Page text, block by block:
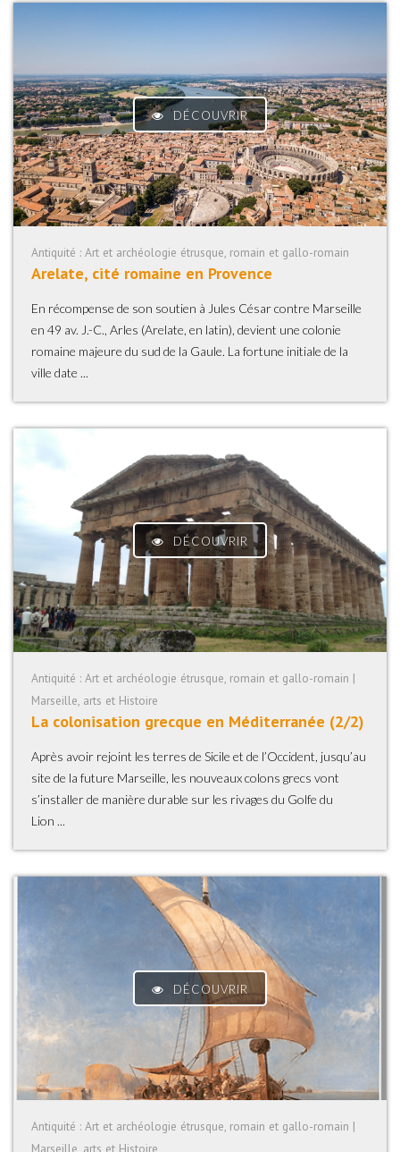
DÉCOUVRIR
Antiquité : Art et archéologie étrusque, romain et gallo-romain
Arelate, cité romaine en Provence
En récompense de son soutien à Jules César contre Marseille
en 49 av. J.-C., Arles (Arelate, en latin), devient une colonie
romaine majeure du sud de la Gaule. La fortune initiale de la
ville date ...
DÉCOUVRIR
Antiquité : Art et archéologie étrusque, romain et gallo-romain |
Marseille, arts et Histoire
La colonisation grecque en Méditerranée (2/2)
Après avoir rejoint les terres de Sicile et de l’Occident, jusqu’au
site de la future Marseille, les nouveaux colons grecs vont
s’installer de manière durable sur les rivages du Golfe du
Lion ...
DÉCOUVRIR
Antiquité : Art et archéologie étrusque, romain et gallo-romain |
Marseille, arts et Histoire